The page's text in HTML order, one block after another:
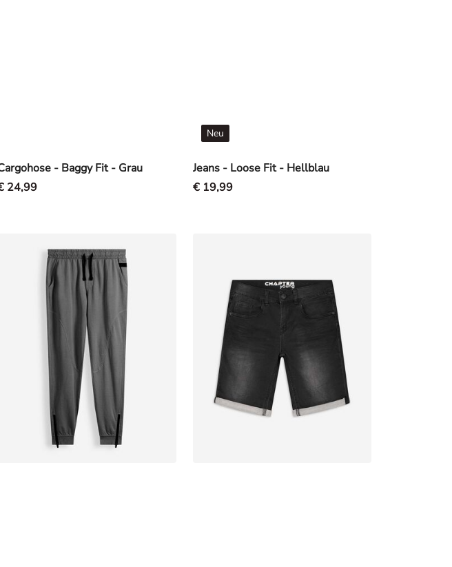
- Baggy Fit - Grau
24,99
Jeans - Loose Fit - Hellblau
Neu
€ 19,99